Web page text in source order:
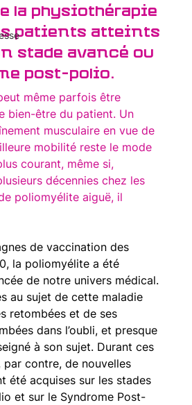
la physiothérapie
patients atteints
stade avancé ou
post-polio.
même parfois être
bien-être du patient. Un
musculaire en vue de
mobilité reste le mode
courant, même si,
décennies chez les
poliomyélite aiguë, il
de vaccination des
la poliomyélite a été
de notre univers médical.
au sujet de cette maladie
retombées et de ses
dans l’oubli, et presque
à son sujet. Durant ces
par contre, de nouvelles
été acquises sur les stades
et sur le Syndrome Post-